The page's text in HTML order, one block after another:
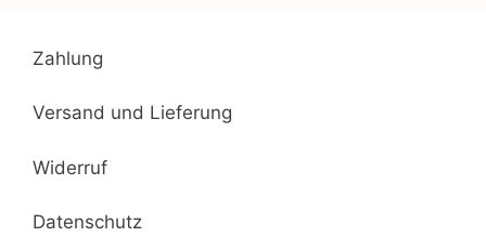
Zahlung
Versand und Lieferung
Widerruf
Datenschutz